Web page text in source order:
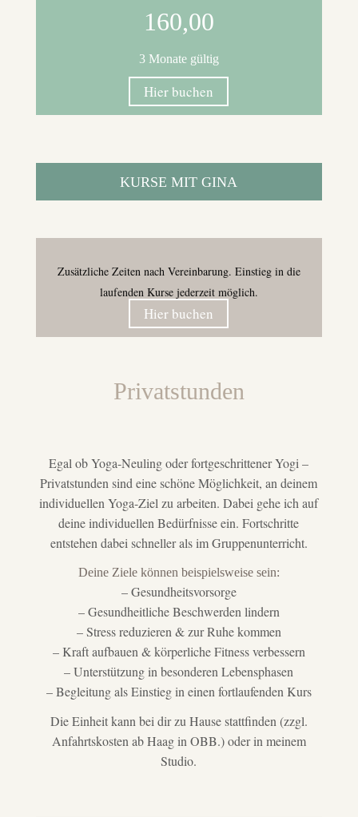
160,00
3 Monate gültig
Hier buchen
KURSE MIT GINA
Zusätzliche Zeiten nach Vereinbarung. Einstieg in die
laufenden Kurse jederzeit möglich.
Hier buchen
Privatstunden
Egal ob Yoga-Neuling oder fortgeschrittener Yogi –
Privatstunden sind eine schöne Möglichkeit, an deinem
individuellen Yoga-Ziel zu arbeiten. Dabei gehe ich auf
deine individuellen Bedürfnisse ein. Fortschritte
entstehen dabei schneller als im Gruppenunterricht.
Deine Ziele können beispielsweise sein:
– Gesundheitsvorsorge
– Gesundheitliche Beschwerden lindern
– Stress reduzieren & zur Ruhe kommen
– Kraft aufbauen & körperliche Fitness verbessern
– Unterstützung in besonderen Lebensphasen
– Begleitung als Einstieg in einen fortlaufenden Kurs
Die Einheit kann bei dir zu Hause stattfinden (zzgl.
Anfahrtskosten ab Haag in OBB.) oder in meinem
Studio.